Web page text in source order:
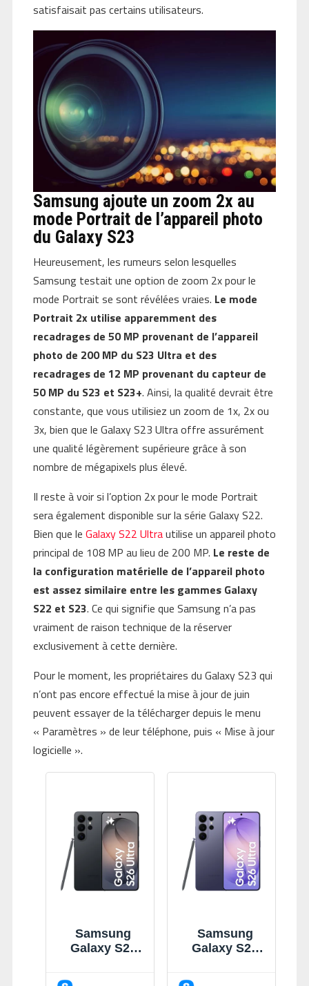
satisfaisait pas certains utilisateurs.
Samsung ajoute un zoom 2x au
mode Portrait de l’appareil photo
du Galaxy S23
Heureusement, les rumeurs selon lesquelles
Samsung testait une option de zoom 2x pour le
mode Portrait se sont révélées vraies. Le mode
Portrait 2x utilise apparemment des
recadrages de 50 MP provenant de l’appareil
photo de 200 MP du S23 Ultra et des
recadrages de 12 MP provenant du capteur de
50 MP du S23 et S23+. Ainsi, la qualité devrait être
constante, que vous utilisiez un zoom de 1x, 2x ou
3x, bien que le Galaxy S23 Ultra offre assurément
une qualité légèrement supérieure grâce à son
nombre de mégapixels plus élevé.
Il reste à voir si l’option 2x pour le mode Portrait
sera également disponible sur la série Galaxy S22.
Bien que le Galaxy S22 Ultrautilise un appareil photo
principal de 108 MP au lieu de 200 MP. Le reste de
la configuration matérielle de l’appareil photo
est assez similaire entre les gammes Galaxy
S22 et S23. Ce qui signifie que Samsung n’a pas
vraiment de raison technique de la réserver
exclusivement à cette dernière.
Pour le moment, les propriétaires du Galaxy S23 qui
n’ont pas encore effectué la mise à jour de juin
peuvent essayer de la télécharger depuis le menu
« Paramètres » de leur téléphone, puis « Mise à jour
logicielle ».
Samsung
Galaxy S26
Samsung
Galaxy S26